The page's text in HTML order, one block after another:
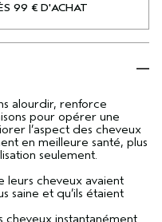
99 € D'ACHAT
alourdir, renforce
pour opérer une
l’aspect des cheveux
en meilleure santé, plus
seulement.
leurs cheveux avaient
saine et qu’ils étaient
instantanément